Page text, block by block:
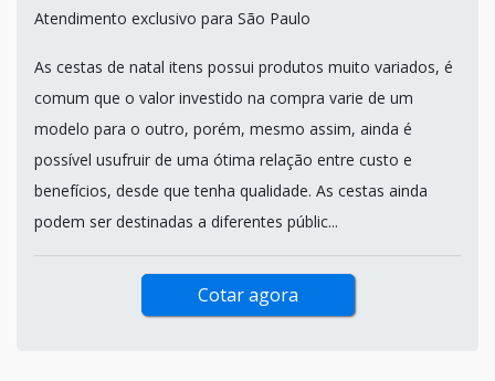
Atendimento exclusivo para São Paulo
As cestas de natal itens possui produtos muito variados, é
comum que o valor investido na compra varie de um
modelo para o outro, porém, mesmo assim, ainda é
possível usufruir de uma ótima relação entre custo e
benefícios, desde que tenha qualidade. As cestas ainda
podem ser destinadas a diferentes públic...
Cotar agora